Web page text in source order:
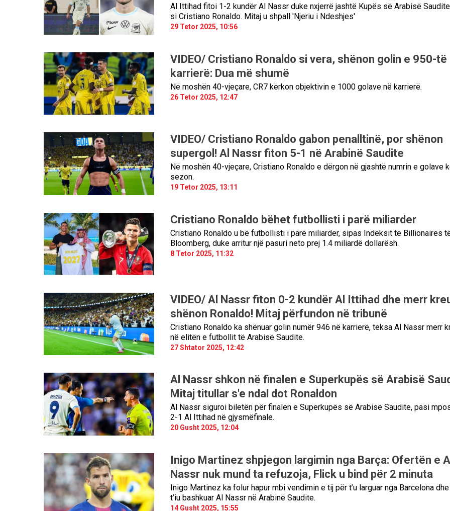
Al Ittihad fitoi 1-2 kundër Al Nassr duke nxjerrë jashtë Kupës së Arabisë
si Cristiano Ronaldo. Mitaj u shpall 'Njeriu i Ndeshjes'
29 Tetor 2025, 10:56
VIDEO/ Cristiano Ronaldo si vera, shënon golin e 950-të
karrierë: Dua më shumë
Në moshën 40-vjeçare, CR7 kërkon objektivin e 1000 golave në karrierë.
26 Tetor 2025, 12:47
VIDEO/ Cristiano Ronaldo gabon penalltinë, por shënon
supergol! Al Nassr fiton 5-1 në Arabinë Saudite
Në moshën 40-vjeçare, Cristiano Ronaldo e dërgon në gjashtë numrin e golave
sezon.
19 Tetor 2025, 13:11
Cristiano Ronaldo bëhet futbollisti i parë miliarder
Cristiano Ronaldo u bë futbollisti i parë miliarder, sipas Indeksit të Billionaires
Bloomberg, duke arritur një pasuri neto prej 1.4 miliardë dollarësh.
8 Tetor 2025, 11:32
VIDEO/ Al Nassr fiton 0-2 kundër Al Ittihad dhe merr
shënon Ronaldo! Mitaj përfundon në tribunë
Cristiano Ronaldo ka shënuar golin numër 946 në karrierë, teksa Al Nassr merr
në elitën e futbollit të Arabisë Saudite.
27 Shtator 2025, 12:42
Al Nassr shkon në finalen e Superkupës së Arabisë
Mitaj titullar s'e ndal dot Ronaldon
Al Nassr siguroi biletën për finalen e Superkupës së Arabisë Saudite, pasi
2-1 Al Ittihad në gjysmëfinale.
20 Gusht 2025, 12:04
Inigo Martinez shpjegon largimin nga Barça: Ofertën e Al
Nassr nuk mund ta refuzoja, Flick u bind për 2 minuta
Inigo Martinez ka folur hapur mbi vendimin e tij për t’u larguar nga Barcelona
t’iu bashkuar Al Nassr në Arabinë Saudite.
14 Gusht 2025, 15:55